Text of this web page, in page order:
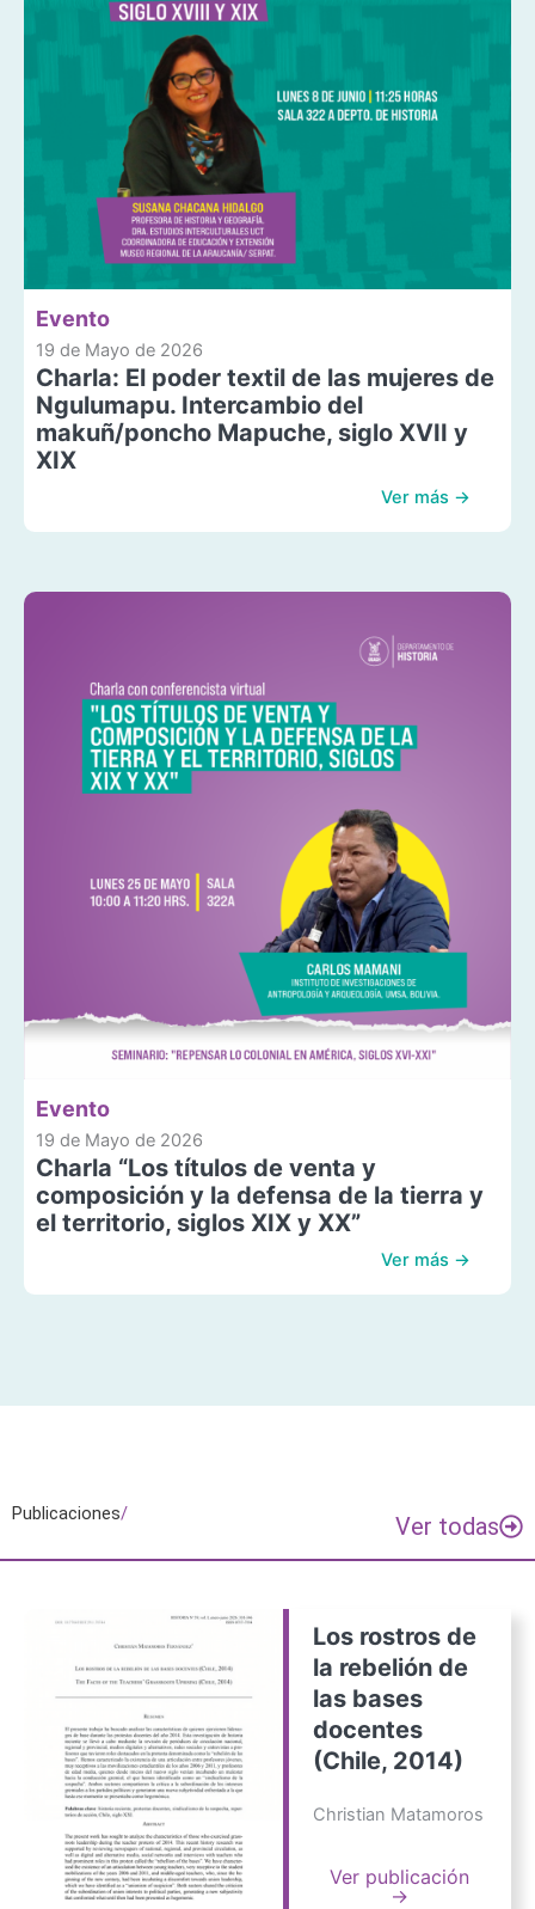
Evento
19 de Mayo de 2026
Charla: El poder textil de las mujeres de
Ngulumapu. Intercambio del
makuñ/poncho Mapuche, siglo XVII y
XIX
Ver más →
Evento
19 de Mayo de 2026
Charla “Los títulos de venta y
composición y la defensa de la tierra y
el territorio, siglos XIX y XX”
Ver más →
Publicaciones/ Ver todas
Los rostros de
la rebelión de
las bases
docentes
(Chile, 2014)
Christian Matamoros
Ver publicación
→